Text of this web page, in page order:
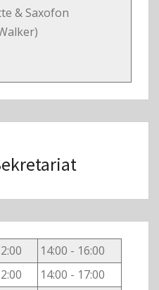
& Saxofon
14:00 - 16:00
14:00 - 17:00